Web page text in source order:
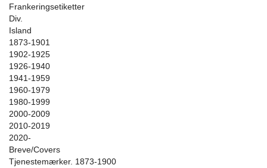
Frankeringsetiketter
Div.
Island
1873-1901
1902-1925
1926-1940
1941-1959
1960-1979
1980-1999
2000-2009
2010-2019
2020-
Breve/Covers
Tjenestemærker. 1873-1900